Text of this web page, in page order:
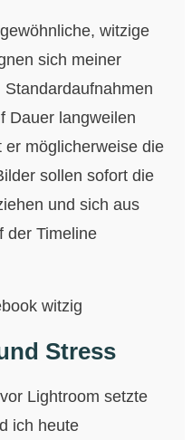
witzige
sich meiner
Dauer langweilen
er möglicherweise die
sollen sofort die
und sich aus
der Timeline
Stress
Lightroom setzte
ich heute